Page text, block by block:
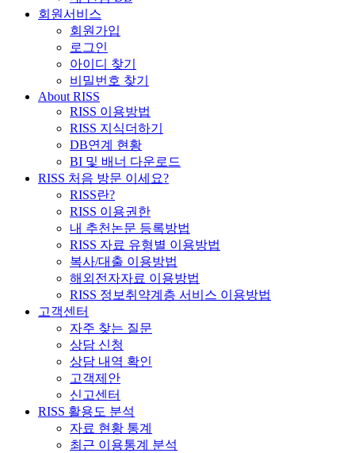
회원서비스
회원가입
로그인
아이디 찾기
비밀번호 찾기
About RISS
RISS 이용방법
RISS 지식더하기
DB연계 현황
BI 및 배너 다운로드
RISS 처음 방문 이세요?
RISS란?
RISS 이용권한
내 추천논문 등록방법
RISS 자료 유형별 이용방법
복사/대출 이용방법
해외전자자료 이용방법
RISS 정보취약계층 서비스 이용방법
고객센터
자주 찾는 질문
상담 신청
상담 내역 확인
고객제안
신고센터
RISS 활용도 분석
자료 현황 통계
최근 이용통계 분석